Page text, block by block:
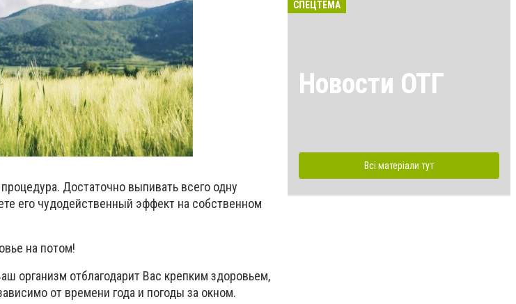
Достаточно выпивать всего одну
его чудодейственный эффект на собственном
на потом!
организм отблагодарит Вас крепким здоровьем,
от времени года и погоды за окном.
СПЕЦТЕМА
Новости ОТГ
Всі матеріали тут